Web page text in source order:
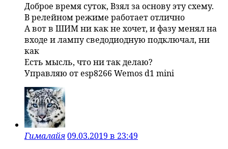
Доброе время суток, Взял за основу эту схему.
В релейном режиме работает отлично
А вот в ШИМ ни как не хочет, и фазу менял на
входе и лампу сведодиодную подключал, ни
как
Есть мысль, что ни так делаю?
Управляю от esp8266 Wemos d1 mini
Гималайя09.03.2019 в 23:49